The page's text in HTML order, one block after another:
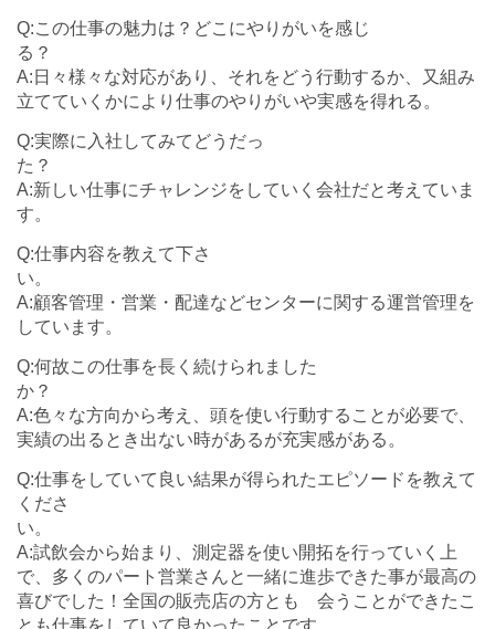
Q:この仕事の魅力は？どこにやりがいを感じ
A:日々様々な対応があり、それをどう行動するか、又組み
立てていくかにより仕事のやりがいや実感を得れる。
Q:実際に入社してみてどうだっ
A:新しい仕事にチャレンジをしていく会社だと考えていま
す。
Q:仕事内容を教えて下さ
A:顧客管理・営業・配達などセンターに関する運営管理を
しています。
Q:何故この仕事を長く続けられました
A:色々な方向から考え、頭を使い行動することが必要で、
実績の出るとき出ない時があるが充実感がある。
Q:仕事をしていて良い結果が得られたエピソードを教えて
くださ
A:試飲会から始まり、測定器を使い開拓を行っていく上
で、多くのパート営業さんと一緒に進歩できた事が最高の
喜びでした！全国の販売店の方とも 会うことができたこ
とも仕事をしていて良かったことです。